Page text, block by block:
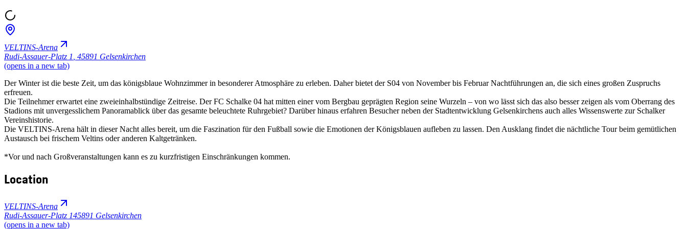
VELTINS-Arena
Rudi-Assauer-Platz 1 45891 Gelsenkirchen
(opens in a new tab)
Der Winter ist die beste Zeit, um das königsblaue Wohnzimmer in besonderer Atmosphäre zu erleben. Daher bietet der S04 von November bis Februar Nachtführungen an, die sich eines großen Zuspruchs
erfreuen.
Die Teilnehmer erwartet eine zweieinhalbstündige Zeitreise. Der FC Schalke 04 hat mitten einer vom Bergbau geprägten Region seine Wurzeln – von wo lässt sich das also besser zeigen als vom Oberrang des
Stadions mit unvergesslichem Panoramablick über das gesamte beleuchtete Ruhrgebiet? Darüber hinaus erfahren Besucher neben der Stadtentwicklung Gelsenkirchens auch alles Wissenswerte zur Schalker
Vereinshistorie.
Die VELTINS-Arena hält in dieser Nacht alles bereit, um die Faszination für den Fußball sowie die Emotionen der Königsblauen aufleben zu lassen. Den Ausklang findet die nächtliche Tour beim gemütlichen
Austausch bei frischem Veltins oder anderen Kaltgetränken.
*Vor und nach Großveranstaltungen kann es zu kurzfristigen Einschränkungen kommen.
Location
VELTINS-Arena
Rudi-Assauer-Platz 145891 Gelsenkirchen
(opens in a new tab)